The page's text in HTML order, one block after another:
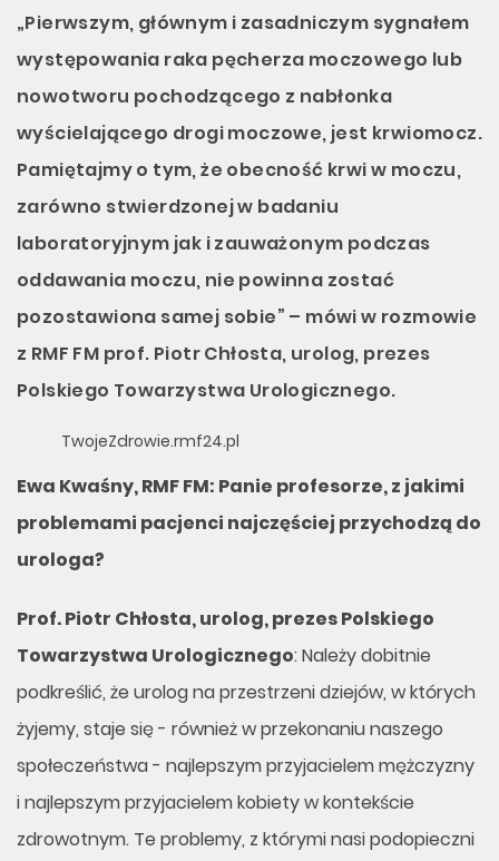
„Pierwszym, głównym i zasadniczym sygnałem
występowania raka pęcherza moczowego lub
nowotworu pochodzącego z nabłonka
wyścielającego drogi moczowe, jest krwiomocz.
Pamiętajmy o tym, że obecność krwi w moczu,
zarówno stwierdzonej w badaniu
laboratoryjnym jak i zauważonym podczas
oddawania moczu, nie powinna zostać
pozostawiona samej sobie” – mówi w rozmowie
z RMF FM prof. Piotr Chłosta, urolog, prezes
Polskiego Towarzystwa Urologicznego.
TwojeZdrowie.rmf24.pl
Ewa Kwaśny, RMF FM: Panie profesorze, z jakimi
problemami pacjenci najczęściej przychodzą do
urologa?
Prof. Piotr Chłosta, urolog, prezes Polskiego
Towarzystwa Urologicznego: Należy dobitnie
podkreślić, że urolog na przestrzeni dziejów, w których
żyjemy, staje się - również w przekonaniu naszego
społeczeństwa - najlepszym przyjacielem mężczyzny
i najlepszym przyjacielem kobiety w kontekście
zdrowotnym. Te problemy, z którymi nasi podopieczni